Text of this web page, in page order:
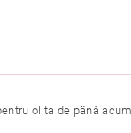
olita de până